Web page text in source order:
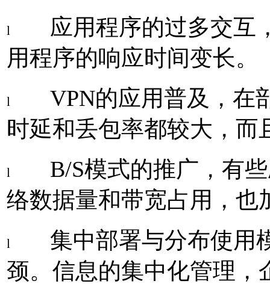
l
应用程序的过多交互
用程序的响应时间变长。
l VPN的应用普及，在
时延和丢包率都较大，而
l B/S模式的推广，有
络数据量和带宽占用，也
l
集中部署与分布使用
颈。信息的集中化管理，